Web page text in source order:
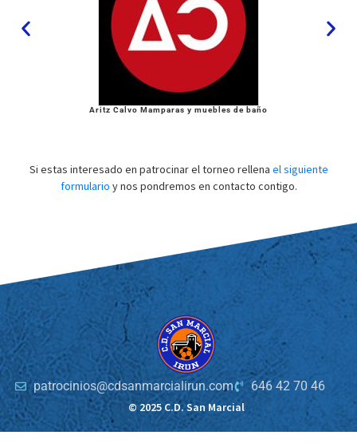
Aritz Calvo Mamparas y muebles de baño
Si estas interesado en patrocinar el torneo rellena el siguiente
formulario y nos pondremos en contacto contigo.
patrocinios@cdsanmarcialirun.com
646 42 70 46
© 2025 C.D. San Marcial